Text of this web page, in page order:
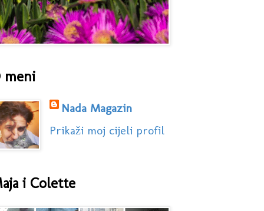
meni
Nada Magazin
Prikaži moj cijeli profil
i Colette